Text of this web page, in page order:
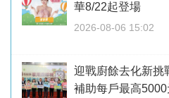
華8/22起登場
2026-08-06 15:02
迎戰廚餘去化新
補助每戶最高